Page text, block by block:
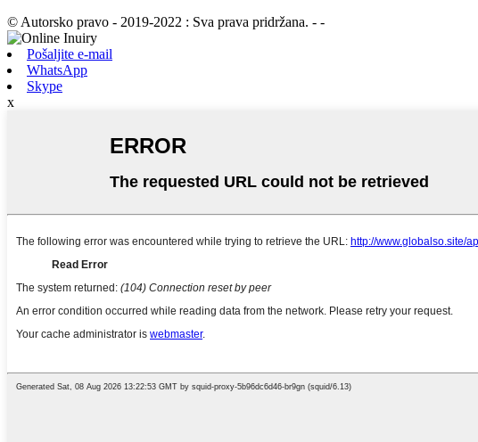
© Autorsko pravo - 2019-2022 : Sva prava pridržana. - -
Pošaljite e-mail
WhatsApp
Skype
x